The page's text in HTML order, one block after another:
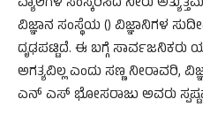
ವಿಜ್ಞಾನ ಸಂಸ್ಥೆಯ () ವಿಜ್ಞಾನಿಗಳ
ದೃಢಪಟ್ಟಿದೆ. ಈ ಬಗ್ಗೆ
ಅಗತ್ಯವಿಲ್ಲ ಎಂದು ಸಣ್ಣ ನೀರಾವರಿ,
ಎನ್‌ ಎಸ್‌ ಭೋಸರಾಜು ಅವರು